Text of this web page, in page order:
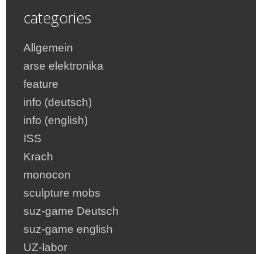
categories
Allgemein
arse elektronika
feature
info (deutsch)
info (english)
ISS
Krach
monocon
sculpture mobs
suz-game Deutsch
suz-game english
UZ-labor